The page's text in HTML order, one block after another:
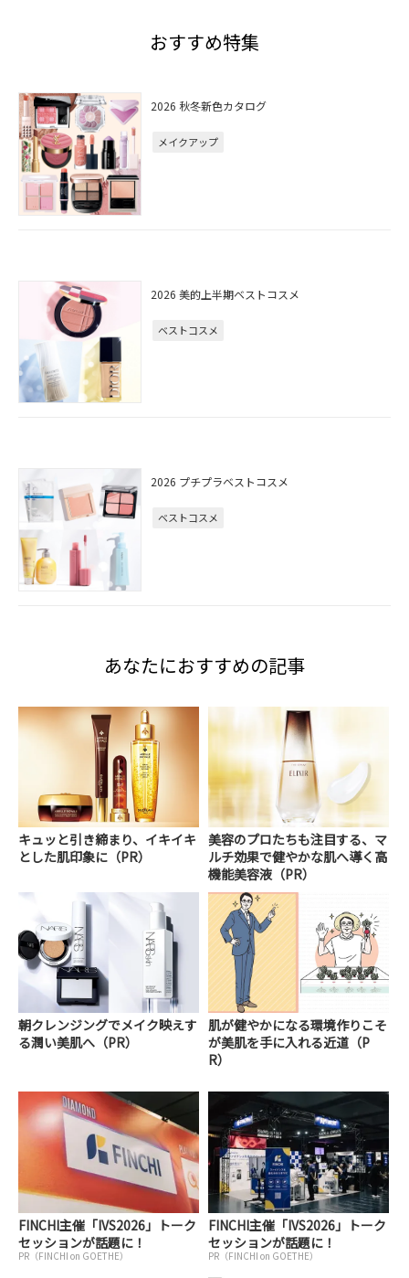
おすすめ特集
2026 秋冬新色カタログ
メイクアップ
2026 美的上半期ベストコスメ
ベストコスメ
2026 プチプラベストコスメ
ベストコスメ
あなたにおすすめの記事
キュッと引き締まり、イキイキ
とした肌印象に（PR）
美容のプロたちも注目する、マ
ルチ効果で健やかな肌へ導く高
機能美容液（PR）
朝クレンジングでメイク映えす
る潤い美肌へ（PR）
肌が健やかになる環境作りこそ
が美肌を手に入れる近道（P
R）
FINCHI主催「IVS2026」トーク
セッションが話題に！
PR（FINCHI on GOETHE）
FINCHI主催「IVS2026」トーク
セッションが話題に！
PR（FINCHI on GOETHE）